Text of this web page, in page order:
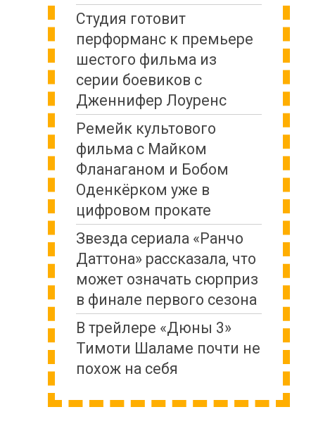
Студия готовит
перформанс к премьере
шестого фильма из
серии боевиков с
Дженнифер Лоуренс
Ремейк культового
фильма с Майком
Фланаганом и Бобом
Оденкёрком уже в
цифровом прокате
Звезда сериала «Ранчо
Даттона» рассказала, что
может означать сюрприз
в финале первого сезона
В трейлере «Дюны 3»
Тимоти Шаламе почти не
похож на себя